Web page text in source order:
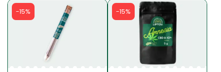
-15% -15%